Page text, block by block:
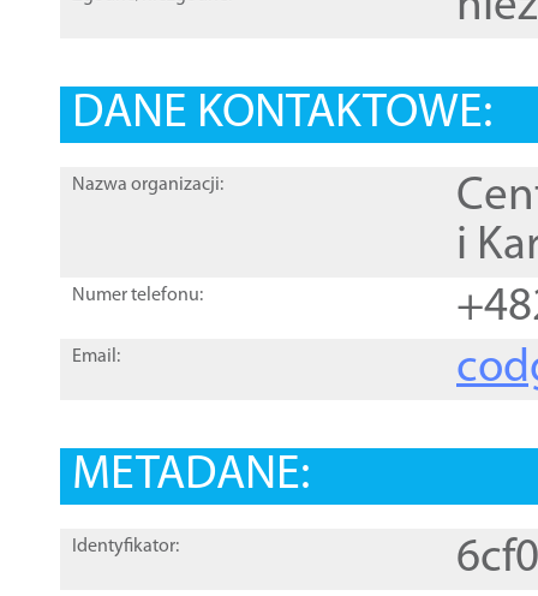
DANE KONTAKTOWE:
Nazwa organizacji:
i
Numer telefonu:
Email:
METADANE:
Identyfikator: